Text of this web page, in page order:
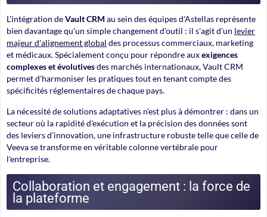
L'intégration deVault CRM au sein des équipes d'Astellas représente
bien davantage qu'un simple changement d'outil : il s'agit d'un levier
majeur d'alignement global des processus commerciaux, marketing
et médicaux. Spécialement conçu pour répondre auxexigences
complexes et évolutivesdes marchés internationaux, Vault CRM
permet d'harmoniser les pratiques tout en tenant compte des
spécificités réglementaires de chaque pays.
La nécessité de solutions adaptatives n'est plus à démontrer : dans un
secteur où la rapidité d'exécution et la précision des données sont
des leviers d'innovation, une infrastructure robuste telle que celle de
Veeva se transforme en véritable colonne vertébrale pour
l'entreprise.
Collaboration et engagement : la force de
la plateforme